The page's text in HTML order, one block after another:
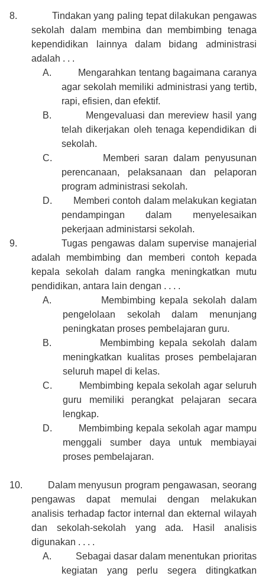
8.
Tindakan yang paling tepat dilakukan pengawas
sekolah dalam membina dan membimbing tenaga
kependidikan lainnya dalam bidang administrasi
adalah . . .
A.
Mengarahkan tentang bagaimana caranya
agar sekolah memiliki administrasi yang tertib,
rapi, efisien, dan efektif.
B.
Mengevaluasi dan mereview hasil yang
telah dikerjakan oleh tenaga kependidikan di
sekolah.
C.
Memberi saran dalam penyusunan
perencanaan, pelaksanaan dan pelaporan
program administrasi sekolah.
D.
Memberi contoh dalam melakukan kegiatan
pendampingan dalam menyelesaikan
pekerjaan administarsi sekolah.
9.
Tugas pengawas dalam supervise manajerial
adalah membimbing dan memberi contoh kepada
kepala sekolah dalam rangka meningkatkan mutu
pendidikan, antara lain dengan . . . .
A.
Membimbing kepala sekolah dalam
pengelolaan sekolah dalam menunjang
peningkatan proses pembelajaran guru.
B.
Membimbing kepala sekolah dalam
meningkatkan kualitas proses pembelajaran
seluruh mapel di kelas.
C.
Membimbing kepala sekolah agar seluruh
guru memiliki perangkat pelajaran secara
lengkap.
D.
Membimbing kepala sekolah agar mampu
menggali sumber daya untuk membiayai
proses pembelajaran.
10.
Dalam menyusun program pengawasan, seorang
pengawas dapat memulai dengan melakukan
analisis terhadap factor internal dan ekternal wilayah
dan sekolah-sekolah yang ada. Hasil analisis
digunakan . . . .
A.
Sebagai dasar dalam menentukan prioritas
kegiatan yang perlu segera ditingkatkan